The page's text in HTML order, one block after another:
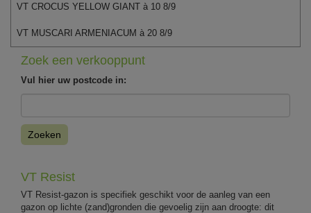
VT CROCUS YELLOW GIANT à 10 8/9
VT MUSCARI ARMENIACUM à 20 8/9
Zoek een verkooppunt
Vul hier uw postcode in:
Zoeken
VT Resist
VT Resist-gazon is specifiek geschikt voor de aanleg van een
gazon op lichte (zand)gronden die gevoelig zijn aan droogte: dit